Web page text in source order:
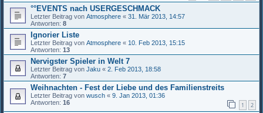
°°EVENTS nach USERGESCHMACK
Letzter Beitrag von Atmosphere « 31. Mär 2013, 14:57
Antworten: 8
Ignorier Liste
Letzter Beitrag von Atmosphere « 10. Feb 2013, 15:15
Antworten: 13
Nervigster Spieler in Welt 7
Letzter Beitrag von Jaku « 2. Feb 2013, 18:58
Antworten: 7
Weihnachten - Fest der Liebe und des Familienstreits
Letzter Beitrag von wusch « 9. Jan 2013, 01:36
Antworten: 16 1 2